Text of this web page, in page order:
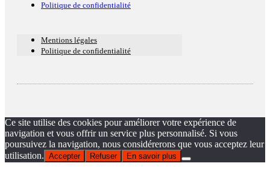
Politique de confidentialité
Mentions légales
Politique de confidentialité
Ce site utilise des cookies pour améliorer votre expérience de
navigation et vous offrir un service plus personnalisé. Si vous
poursuivez la navigation, nous considérerons que vous acceptez leur
utilisation. Accepter Refuser En savoir plus